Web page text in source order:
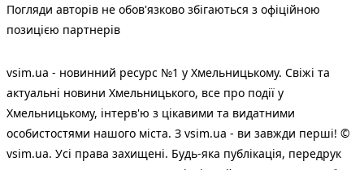
Погляди авторів не обов'язково збігаються з офіційною
позицією партнерів
vsim.ua - новинний ресурс №1 у Хмельницькому. Свіжі та
актуальні новини Хмельницького, все про події у
Хмельницькому, інтерв'ю з цікавими та видатними
особистостями нашого міста. З vsim.ua - ви завжди перші! ©
vsim.ua. Усі права захищені. Будь-яка публiкацiя, передрук